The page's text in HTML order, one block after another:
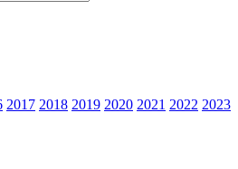
2017 2018 2019 2020 2021 2022 2023